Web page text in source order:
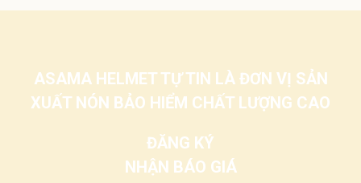
ASAMA HELMET TỰ TIN LÀ ĐƠN VỊ SẢN
XUẤT NÓN BẢO HIỂM CHẤT LƯỢNG CAO
ĐĂNG KÝ
NHẬN BÁO GIÁ